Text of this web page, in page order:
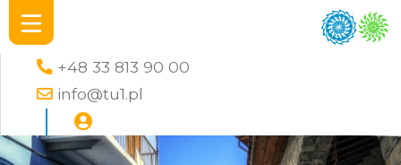
+48 33 813 90 00
info@tu1.pl